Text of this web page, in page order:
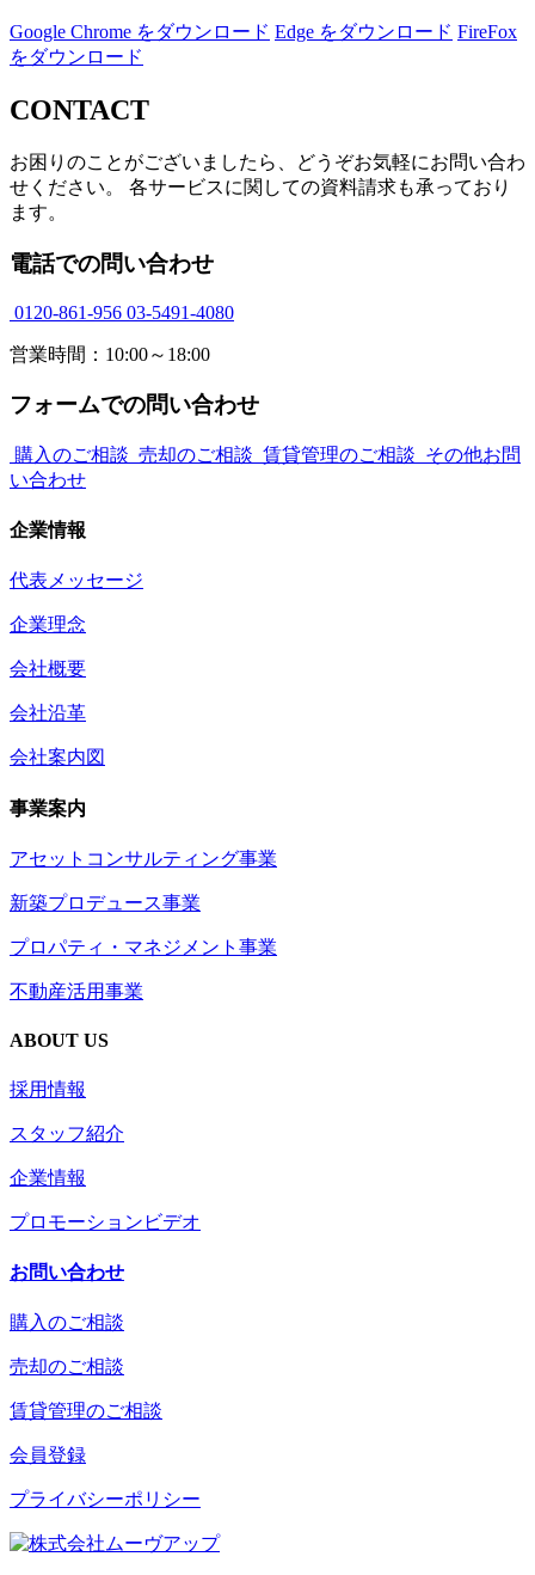
Google Chrome をダウンロード Edge をダウンロード FireFox
をダウンロード
CONTACT
お困りのことがございましたら、どうぞお気軽にお問い合わ
せください。 各サービスに関しての資料請求も承っており
ます。
電話での問い合わせ
0120-861-956 03-5491-4080
営業時間：10:00～18:00
フォームでの問い合わせ
購入のご相談 売却のご相談 賃貸管理のご相談 その他お問
い合わせ
企業情報
代表メッセージ
企業理念
会社概要
会社沿革
会社案内図
事業案内
アセットコンサルティング事業
新築プロデュース事業
プロパティ・マネジメント事業
不動産活用事業
ABOUT US
採用情報
スタッフ紹介
企業情報
プロモーションビデオ
お問い合わせ
購入のご相談
売却のご相談
賃貸管理のご相談
会員登録
プライバシーポリシー